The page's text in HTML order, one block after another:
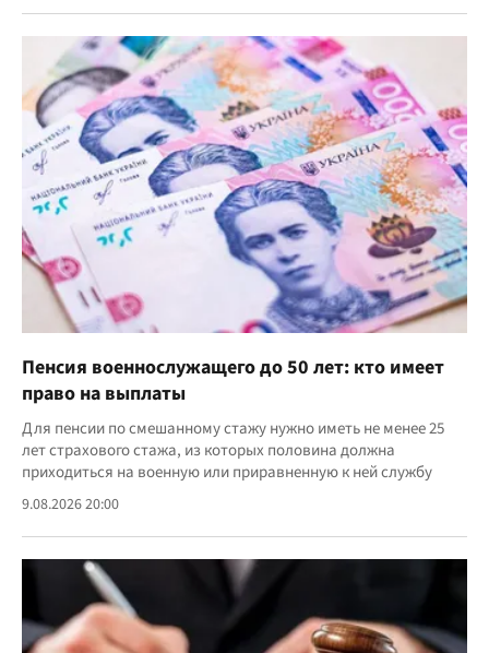
Пенсия военнослужащего до 50 лет: кто имеет
право на выплаты
Для пенсии по смешанному стажу нужно иметь не менее 25
лет страхового стажа, из которых половина должна
приходиться на военную или приравненную к ней службу
9.08.2026 20:00